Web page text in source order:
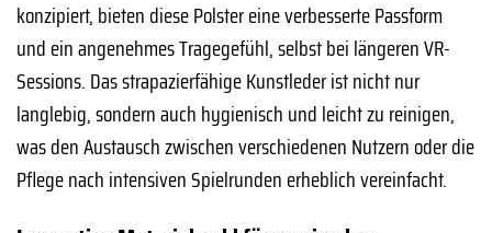
konzipiert, bieten diese Polster eine verbesserte Passform
und ein angenehmes Tragegefühl, selbst bei längeren VR-
Sessions. Das strapazierfähige Kunstleder ist nicht nur
langlebig, sondern auch hygienisch und leicht zu reinigen,
was den Austausch zwischen verschiedenen Nutzern oder die
Pflege nach intensiven Spielrunden erheblich vereinfacht.